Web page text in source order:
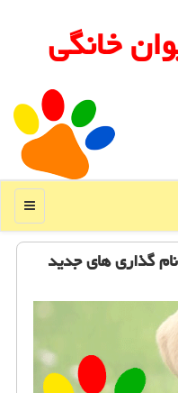
خانگی
منو
گذاری های جدید